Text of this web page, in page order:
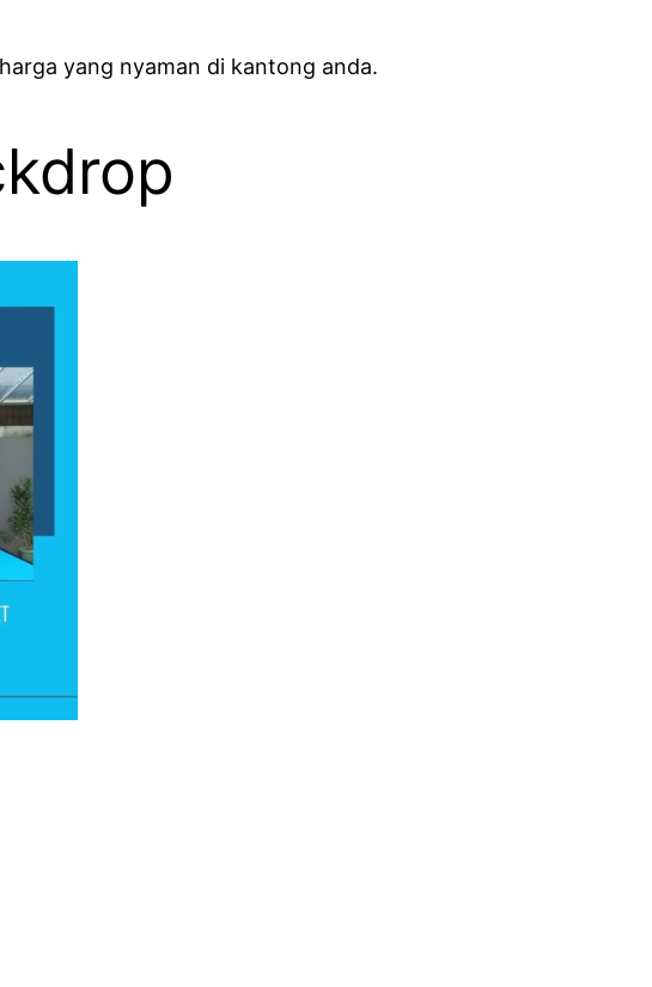
yang nyaman di kantong anda.